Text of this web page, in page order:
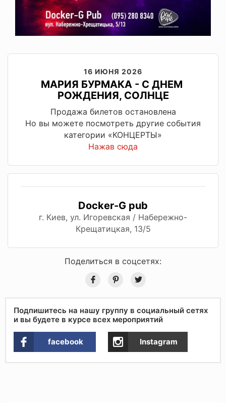
16 ИЮНЯ 2026
МАРИЯ БУРМАКА - С ДНЕМ ​​
РОЖДЕНИЯ, СОЛНЦЕ
Продажа билетов остановлена
Но вы можете посмотреть другие события
категории «КОНЦЕРТЫ»
Нажав сюда
Docker-G pub
г. Киев, ул. Игоревская / Набережно-
Крещатицкая, 13/5
Поделиться в соцсетях:
Подпишитесь на нашу группу в социальный сетях
и вы будете в курсе всех мероприятий
facebook Instagram